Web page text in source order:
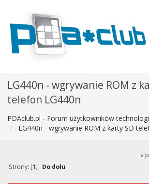
LG440n - wgrywanie ROM z
telefon LG440n
PDAclub.pl - Forum użytkowników
LG440n - wgrywanie ROM z karty SD
«
Strony: [1] Do dołu